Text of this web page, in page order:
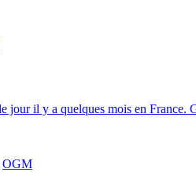
jour il y a quelques mois en
OGM